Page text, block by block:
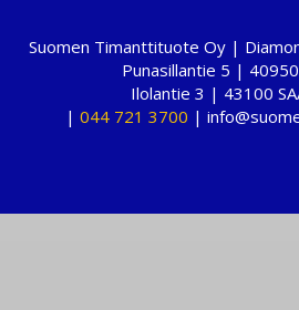
Suomen Timanttituote Oy |
Punasillantie 5 |
Ilolantie 3 | 43100
| 044 721 3700 |